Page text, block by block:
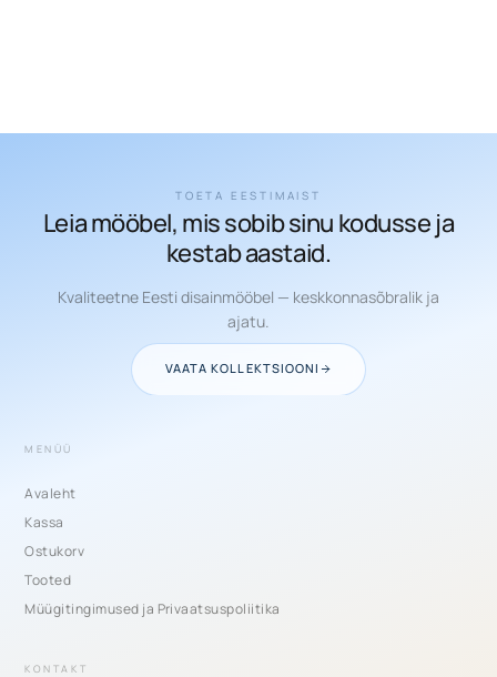
TOETA EESTIMAIST
Leia mööbel, mis sobib sinu kodusse ja
kestab aastaid.
Kvaliteetne Eesti disainmööbel — keskkonnasõbralik ja
ajatu.
VAATA KOLLEKTSIOONI
MENÜÜ
Avaleht
Kassa
Ostukorv
Tooted
Müügitingimused ja Privaatsuspoliitika
KONTAKT